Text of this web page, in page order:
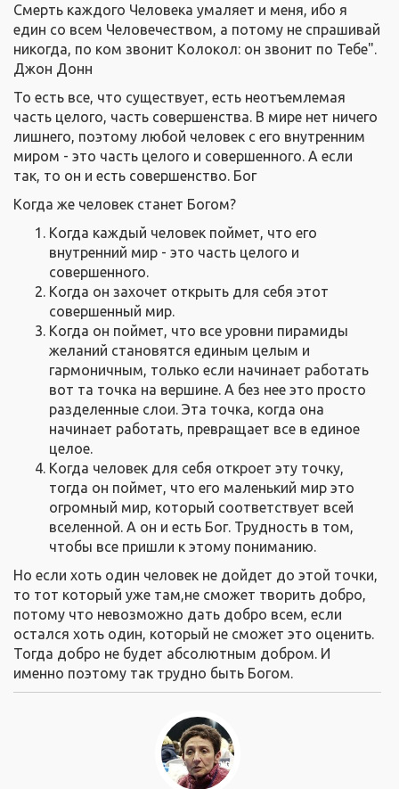
Смерть каждого Человека умаляет и меня, ибо я
един со всем Человечеством, а потому не спрашивай
никогда, по ком звонит Колокол: он звонит по Тебе".
Джон Донн
То есть все, что существует, есть неотъемлемая
часть целого, часть совершенства. В мире нет ничего
лишнего, поэтому любой человек с его внутренним
миром - это часть целого и совершенного. А если
так, то он и есть совершенство. Бог
Когда же человек станет Богом?
Когда каждый человек поймет, что его
внутренний мир - это часть целого и
совершенного.
Когда он захочет открыть для себя этот
совершенный мир.
Когда он поймет, что все уровни пирамиды
желаний становятся единым целым и
гармоничным, только если начинает работать
вот та точка на вершине. А без нее это просто
разделенные слои. Эта точка, когда она
начинает работать, превращает все в единое
целое.
Когда человек для себя откроет эту точку,
тогда он поймет, что его маленький мир это
огромный мир, который соответствует всей
вселенной. А он и есть Бог. Трудность в том,
чтобы все пришли к этому пониманию.
Но если хоть один человек не дойдет до этой точки,
то тот который уже там,не сможет творить добро,
потому что невозможно дать добро всем, если
остался хоть один, который не сможет это оценить.
Тогда добро не будет абсолютным добром. И
именно поэтому так трудно быть Богом.